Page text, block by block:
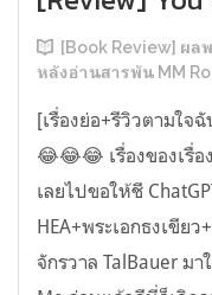
[Book Review] ผล
หลังอ่านสารพัน MM
[เรื่องย่อ+รีวิวตามใ
😂😂😂 เรื่องของเรื่อ
เลยไปขอให้ชี
HEA+พระเอกธงเขีย
จักรวาล TalBauer ม